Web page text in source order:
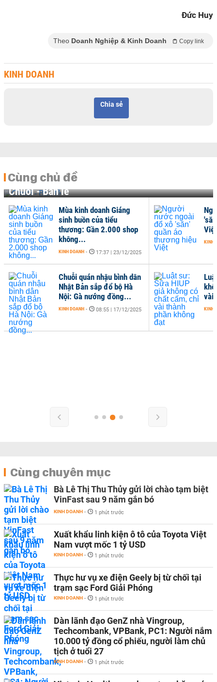
Đức Huy
Theo Doanh Nghiệp & Kinh Doanh Copy link
KINH DOANH
Chia sẻ
Cùng chủ đề
Chuỗi - Bán lẻ
vài
KINH
Mùa kinh doanh Giáng
sinh buồn của tiểu
thương: Gần 2.000 shop
không...
KINH DOANH - 17:37 | 23/12/2025
Chuỗi quán nhậu bình dân
Nhật Bản sắp đổ bộ Hà
Nội: Gà nướng đồng...
KINH DOANH - 08:55 | 17/12/2025
Việt
KINH
Cùng chuyên mục
Bà Lê Thị Thu Thủy gửi lời chào tạm biệt
VinFast sau 9 năm gắn bó
KINH DOANH - 1 phút trước
Xuất khẩu linh kiện ô tô của Toyota Việt
Nam vượt mốc 1 tỷ USD
KINH DOANH - 1 phút trước
Thực hư vụ xe điện Geely bị từ chối tại
trạm sạc Ford Giải Phóng
KINH DOANH - 1 phút trước
Dàn lãnh đạo GenZ nhà Vingroup,
Techcombank, VPBank, PC1: Người nắm
10.000 tỷ đồng cổ phiếu, người làm chủ
tịch ở tuổi 27
KINH DOANH - 1 phút trước